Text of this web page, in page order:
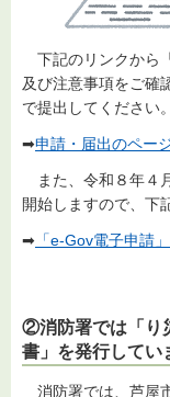
下記のリンクから
及び注意事項をご確
で提出してください。
➡申請・届出のペー
また、令和８年４
開始しますので、下
➡ 「e-Gov電子申請
②消防署では「り
書」を発行してい
消防署では、芦屋